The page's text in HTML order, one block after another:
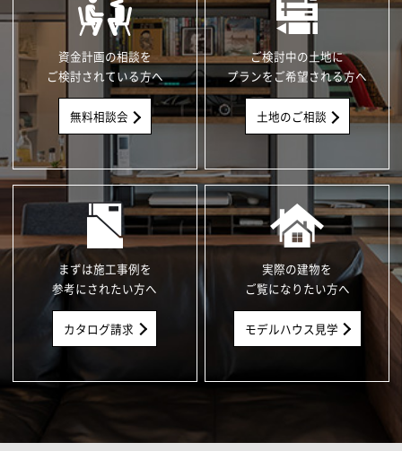
資金計画の相談を
ご検討されている方へ
無料相談会
ご検討中の土地に
プランをご希望される方へ
土地のご相談
まずは施工事例を
参考にされたい方へ
カタログ請求
実際の建物を
ご覧になりたい方へ
モデルハウス見学